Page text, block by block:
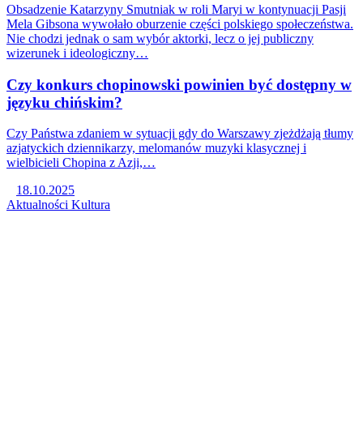
Obsadzenie Katarzyny Smutniak w roli Maryi w kontynuacji Pasji
Mela Gibsona wywołało oburzenie części polskiego społeczeństwa.
Nie chodzi jednak o sam wybór aktorki, lecz o jej publiczny
wizerunek i ideologiczny…
Czy konkurs chopinowski powinien być dostępny w
języku chińskim?
Czy Państwa zdaniem w sytuacji gdy do Warszawy zjeżdżają tłumy
azjatyckich dziennikarzy, melomanów muzyki klasycznej i
wielbicieli Chopina z Azji,…
18.10.2025
Aktualności Kultura